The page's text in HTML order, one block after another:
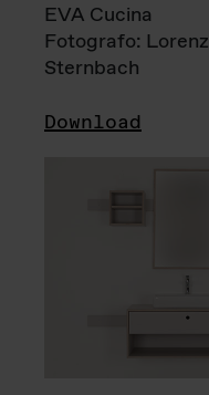
EVA Cucina
Fotografo: Lorenz
Sternbach
Download